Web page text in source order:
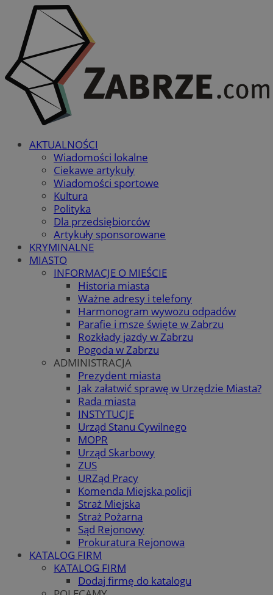
AKTUALNOŚCI
Wiadomości lokalne
Ciekawe artykuły
Wiadomości sportowe
Kultura
Polityka
Dla przedsiębiorców
Artykuły sponsorowane
KRYMINALNE
MIASTO
INFORMACJE O MIEŚCIE
Historia miasta
Ważne adresy i telefony
Harmonogram wywozu odpadów
Parafie i msze święte w Zabrzu
Rozkłady jazdy w Zabrzu
Pogoda w Zabrzu
ADMINISTRACJA
Prezydent miasta
Jak załatwić sprawę w Urzędzie Miasta?
Rada miasta
INSTYTUCJE
Urząd Stanu Cywilnego
MOPR
Urząd Skarbowy
ZUS
URZąd Pracy
Komenda Miejska policji
Straż Miejska
Straż Pożarna
Sąd Rejonowy
Prokuratura Rejonowa
KATALOG FIRM
KATALOG FIRM
Dodaj firmę do katalogu